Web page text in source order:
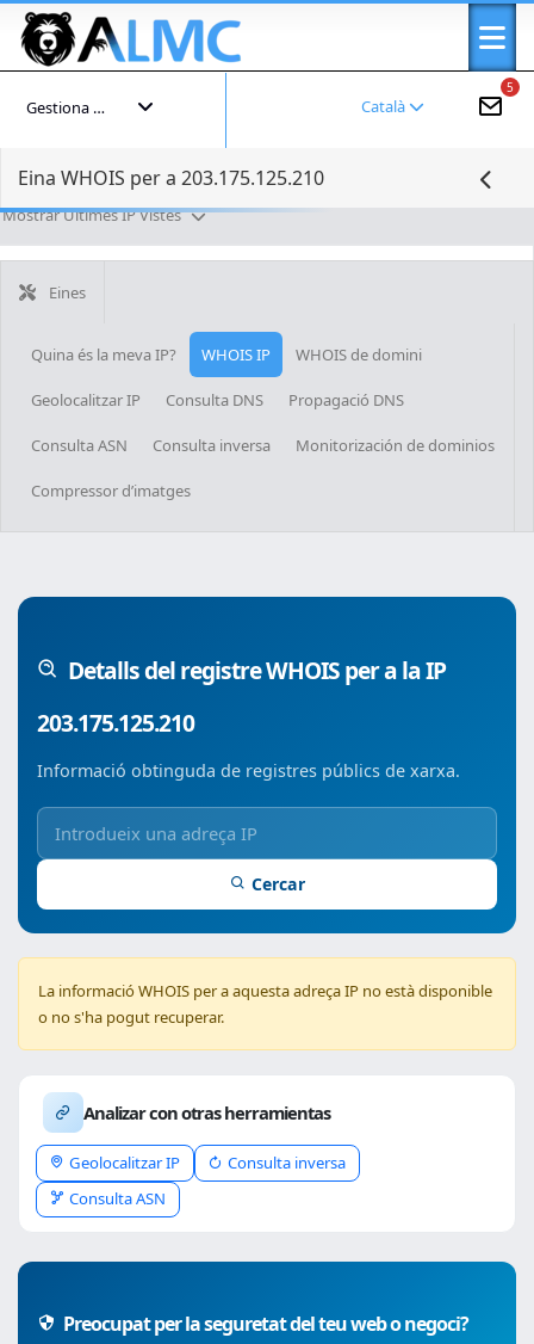
5
Català
Gestiona el teu compte
Eina WHOIS per a 203.175.125.210
Mostrar Últimes IP Vistes
Eines
Quina és la meva IP? WHOIS IP WHOIS de domini
Geolocalitzar IP Consulta DNS Propagació DNS
Consulta ASN Consulta inversa Monitorización de dominios
Compressor d’imatges
Detalls del registre WHOIS per a la IP
203.175.125.210
Informació obtinguda de registres públics de xarxa.
Cercar
La informació WHOIS per a aquesta adreça IP no està disponible
o no s'ha pogut recuperar.
Analizar con otras herramientas
Geolocalitzar IP
Consulta inversa
Consulta ASN
Preocupat per la seguretat del teu web o negoci?